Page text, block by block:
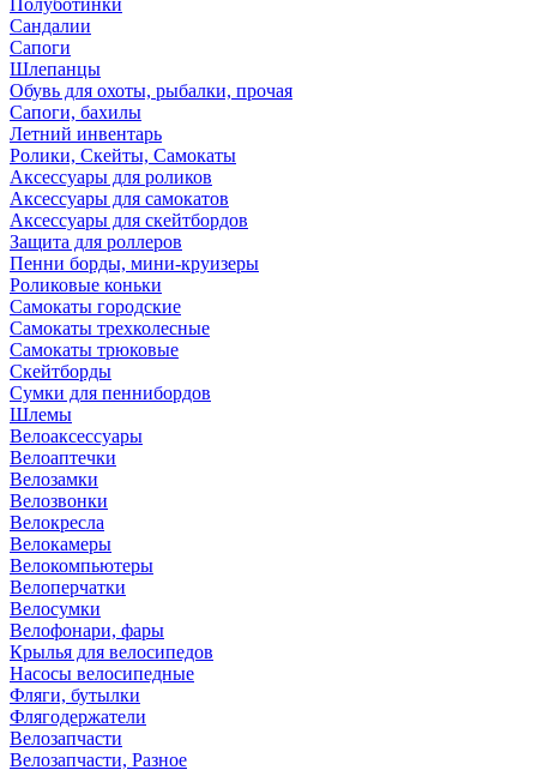
Полуботинки
Сандалии
Сапоги
Шлепанцы
Обувь для охоты, рыбалки, прочая
Сапоги, бахилы
Летний инвентарь
Ролики, Скейты, Самокаты
Аксессуары для роликов
Аксессуары для самокатов
Аксессуары для скейтбордов
Защита для роллеров
Пенни борды, мини-круизеры
Роликовые коньки
Самокаты городские
Самокаты трехколесные
Самокаты трюковые
Скейтборды
Сумки для пеннибордов
Шлемы
Велоаксессуары
Велоаптечки
Велозамки
Велозвонки
Велокресла
Велокамеры
Велокомпьютеры
Велоперчатки
Велосумки
Велофонари, фары
Крылья для велосипедов
Насосы велосипедные
Фляги, бутылки
Флягодержатели
Велозапчасти
Велозапчасти, Разное